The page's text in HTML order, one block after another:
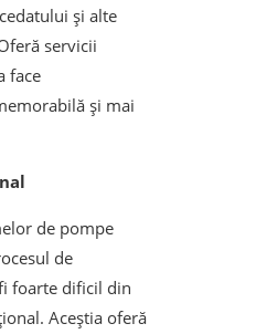
și alte
servicii
face
și mai
de pompe
de
foarte dificil din
Aceștia oferă